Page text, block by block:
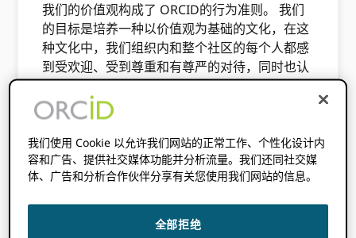
我们的价值观构成了 ORCID的行为准则。 我们
的目标是培养一种以价值观为基础的文化，在这
种文化中，我们组织内和整个社区的每个人都感
到受欢迎、受到尊重和有尊严的对待，同时也认
识到我们每个人在创造和维护这种文化方面的个
人责任。 也可以看看：
性和包容性的态度。
本政策适用于为或代表开展工作的所有人
ORCID，包括董事、高管、员工、独立承包商和
我们使用 Cookie 以允许我们网站的正常工作、个性化设计内
容和广告、提供社交媒体功能并分析流量。我们还同社交媒
体、广告和分析合作伙伴分享有关您使用我们网站的信息。
全部拒绝